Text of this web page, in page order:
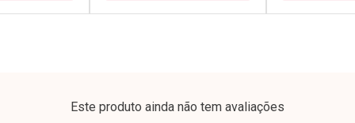
Este produto ainda não tem avaliações